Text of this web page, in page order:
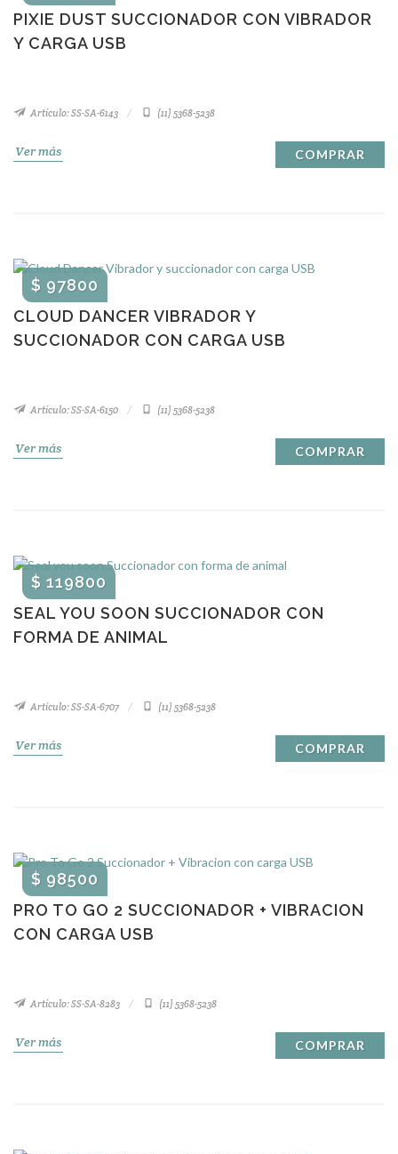
PIXIE DUST SUCCIONADOR CON VIBRADOR
Y CARGA USB
Artículo: SS-SA-6143 (11) 5368-5238
Ver más COMPRAR
CLOUD DANCER VIBRADOR Y
SUCCIONADOR CON CARGA USB
$ 97800
Artículo: SS-SA-6150 (11) 5368-5238
Ver más COMPRAR
SEAL YOU SOON SUCCIONADOR CON
FORMA DE ANIMAL
$ 119800
Artículo: SS-SA-6707 (11) 5368-5238
Ver más COMPRAR
PRO TO GO 2 SUCCIONADOR + VIBRACION
CON CARGA USB
$ 98500
Artículo: SS-SA-8283 (11) 5368-5238
Ver más COMPRAR